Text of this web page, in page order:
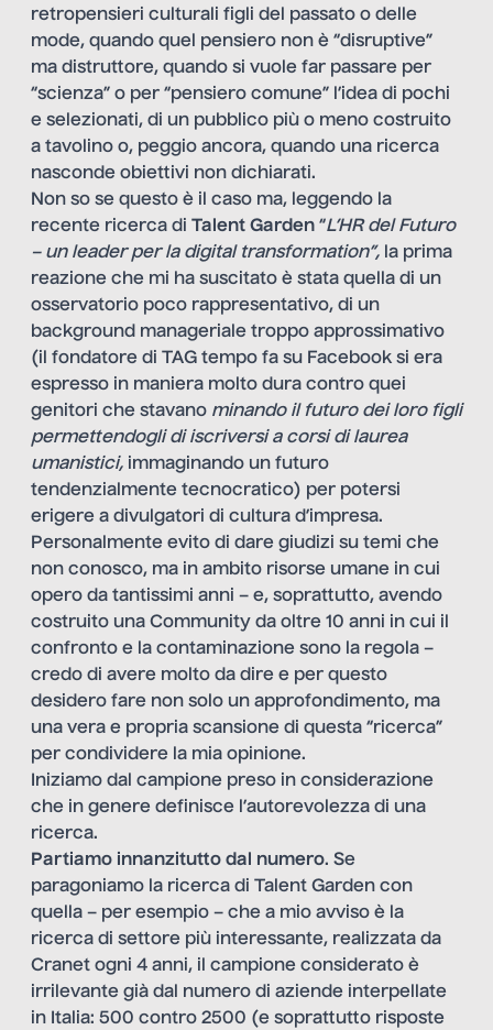
retropensieri culturali figli del passato o delle
mode, quando quel pensiero non è “disruptive”
ma distruttore, quando si vuole far passare per
“scienza” o per “pensiero comune” l’idea di pochi
e selezionati, di un pubblico più o meno costruito
a tavolino o, peggio ancora, quando una ricerca
nasconde obiettivi non dichiarati.
Non so se questo è il caso ma, leggendo la
recente ricerca di Talent Garden “L’HR del Futuro
– un leader per la digital transformation”, la prima
reazione che mi ha suscitato è stata quella di un
osservatorio poco rappresentativo, di un
background manageriale troppo approssimativo
(il fondatore di TAG tempo fa su Facebook si era
espresso in maniera molto dura contro quei
genitori che stavano minando il futuro dei loro figli
permettendogli di iscriversi a corsi di laurea
umanistici, immaginando un futuro
tendenzialmente tecnocratico) per potersi
erigere a divulgatori di cultura d’impresa.
Personalmente evito di dare giudizi su temi che
non conosco, ma in ambito risorse umane in cui
opero da tantissimi anni – e, soprattutto, avendo
costruito una Community da oltre 10 anni in cui il
confronto e la contaminazione sono la regola –
credo di avere molto da dire e per questo
desidero fare non solo un approfondimento, ma
una vera e propria scansione di questa “ricerca”
per condividere la mia opinione.
Iniziamo dal campione preso in considerazione
che in genere definisce l’autorevolezza di una
ricerca.
Partiamo innanzitutto dal numero. Se
paragoniamo la ricerca di Talent Garden con
quella – per esempio – che a mio avviso è la
ricerca di settore più interessante, realizzata da
Cranet ogni 4 anni, il campione considerato è
irrilevante già dal numero di aziende interpellate
in Italia: 500 contro 2500 (e soprattutto risposte